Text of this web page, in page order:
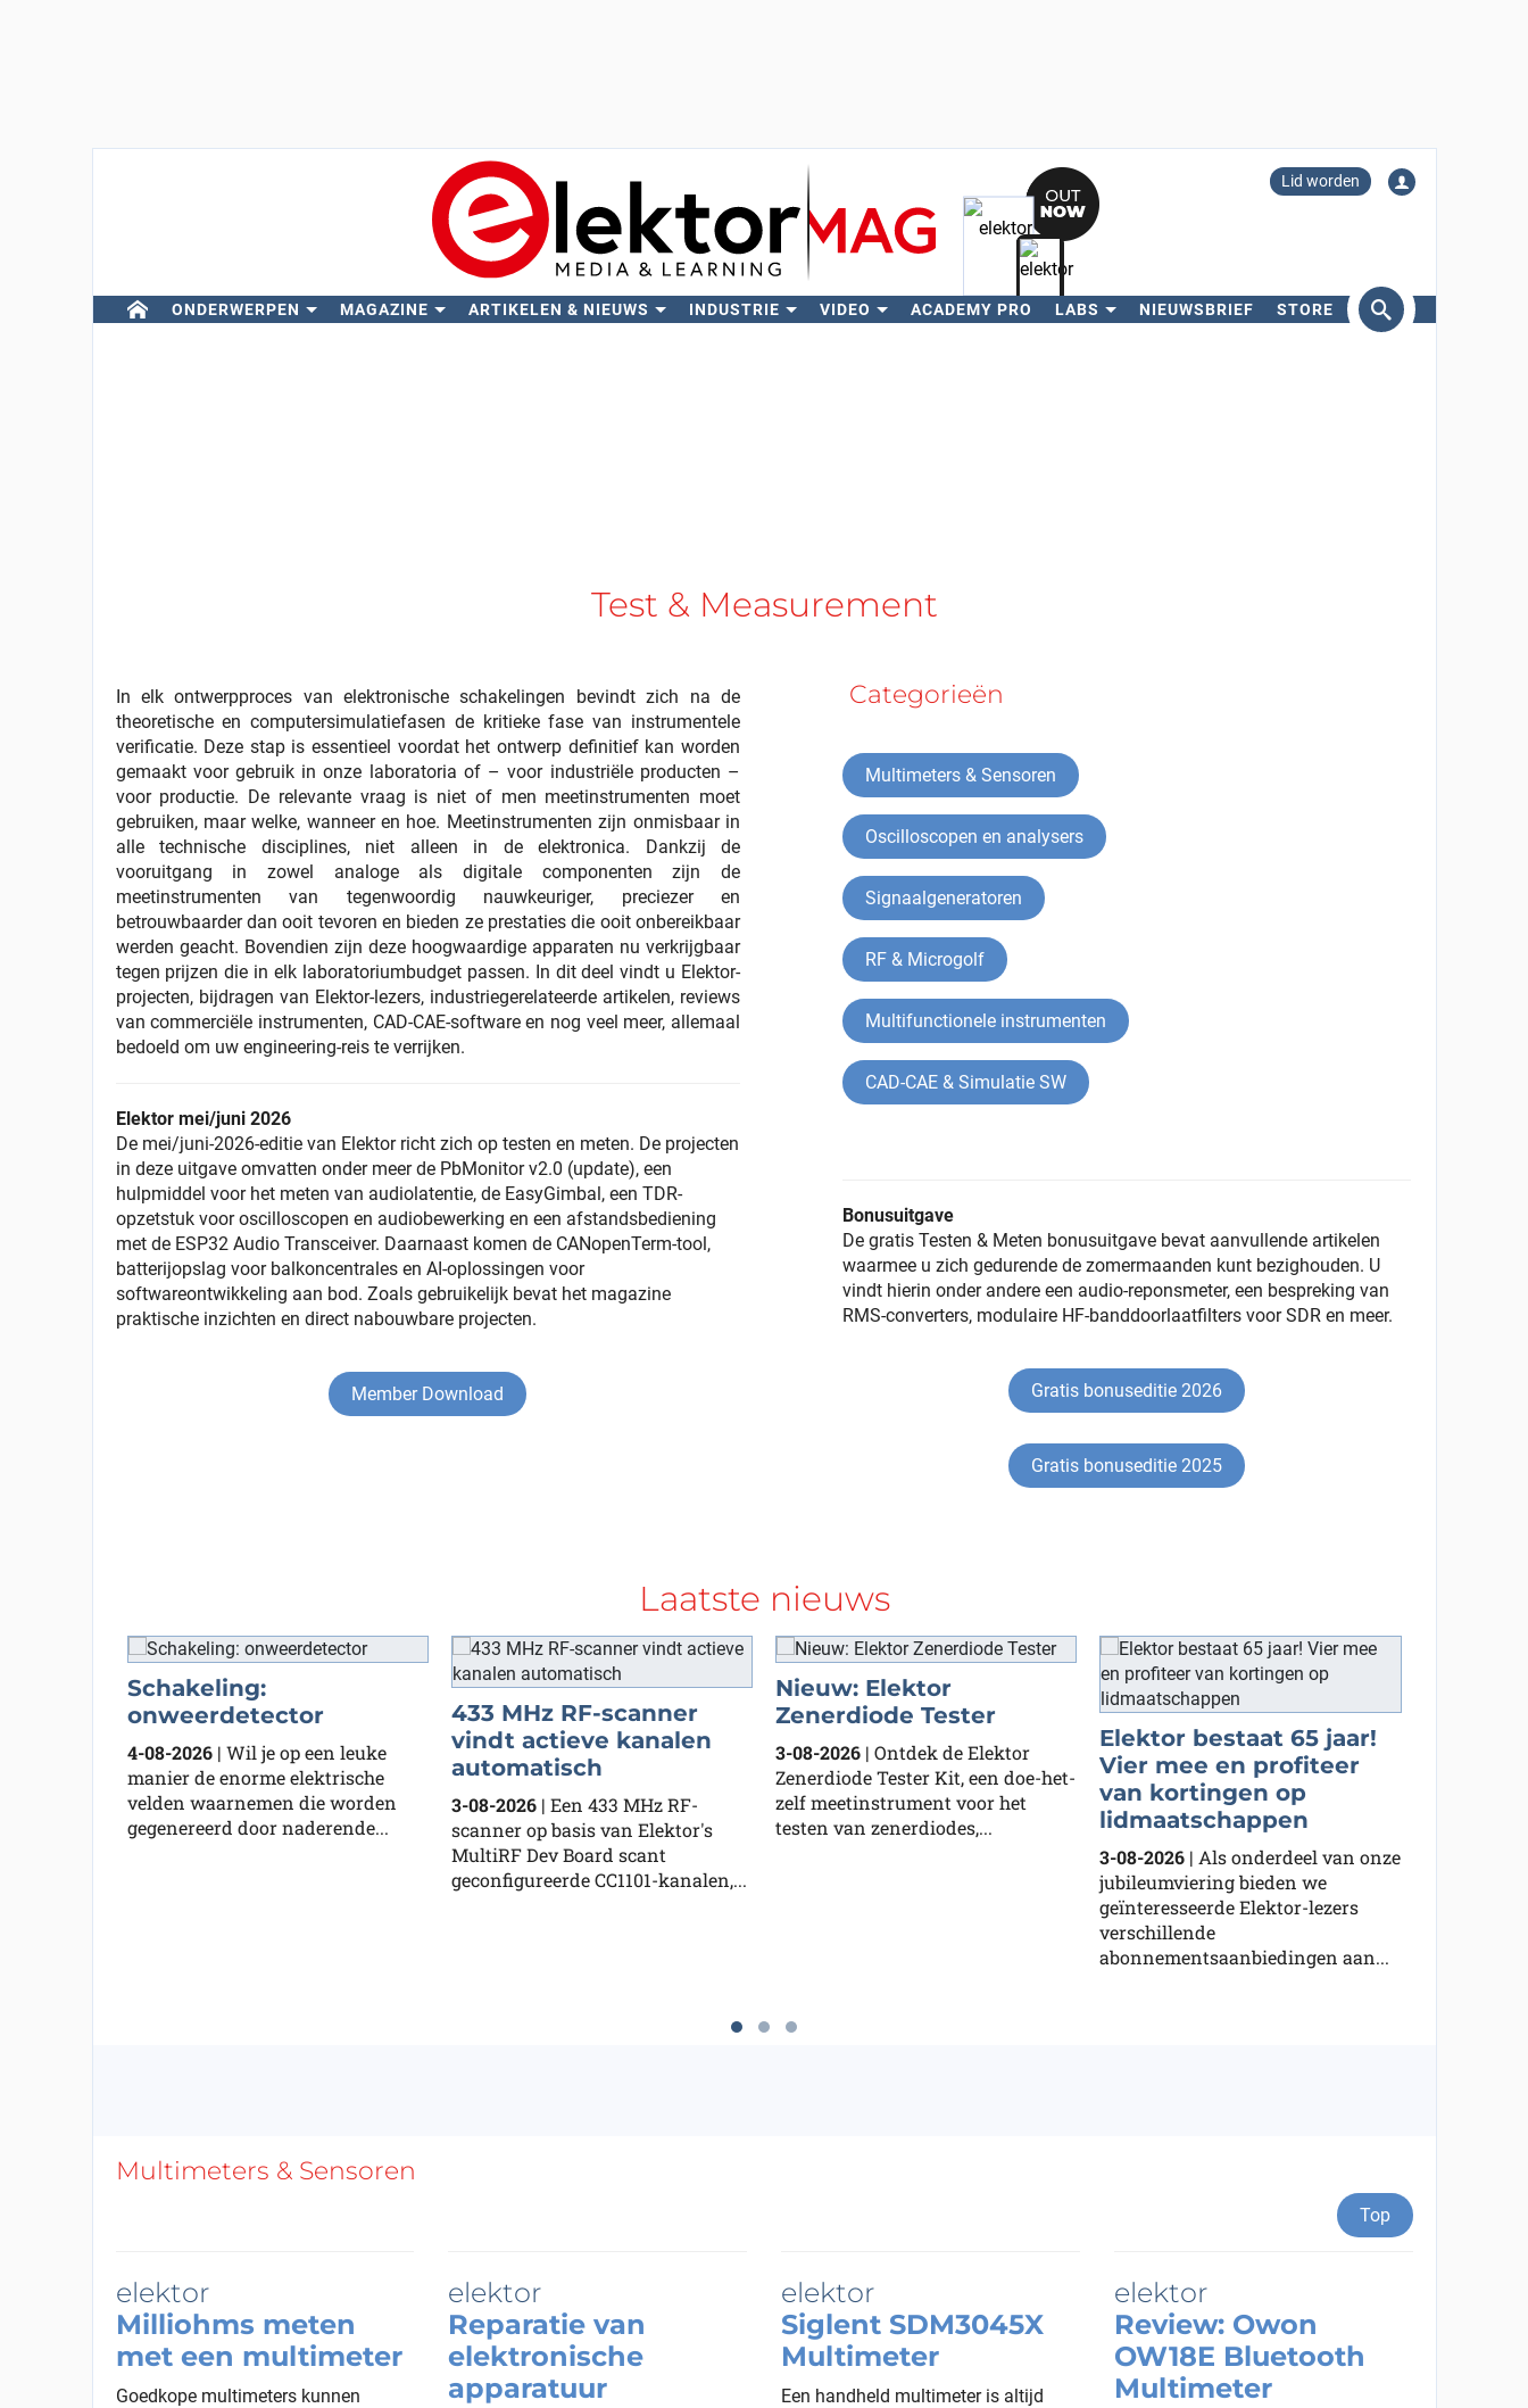
Lid worden
ONDERWERPEN MAGAZINE ARTIKELEN & NIEUWS INDUSTRIE VIDEO ACADEMY PRO LABS NIEUWSBRIEF STORE
Test & Measurement
In elk ontwerpproces van elektronische schakelingen bevindt zich na de
theoretische en computersimulatiefasen de kritieke fase van instrumentele
verificatie. Deze stap is essentieel voordat het ontwerp definitief kan worden
gemaakt voor gebruik in onze laboratoria of – voor industriële producten –
voor productie. De relevante vraag is niet of men meetinstrumenten moet
gebruiken, maar welke, wanneer en hoe. Meetinstrumenten zijn onmisbaar in
alle technische disciplines, niet alleen in de elektronica. Dankzij de
vooruitgang in zowel analoge als digitale componenten zijn de
meetinstrumenten van tegenwoordig nauwkeuriger, preciezer en
betrouwbaarder dan ooit tevoren en bieden ze prestaties die ooit onbereikbaar
werden geacht. Bovendien zijn deze hoogwaardige apparaten nu verkrijgbaar
tegen prijzen die in elk laboratoriumbudget passen. In dit deel vindt u Elektor-
projecten, bijdragen van Elektor-lezers, industriegerelateerde artikelen, reviews
van commerciële instrumenten, CAD-CAE-software en nog veel meer, allemaal
bedoeld om uw engineering-reis te verrijken.
Elektor mei/juni 2026
De mei/juni-2026-editie van Elektor richt zich op testen en meten. De projecten
in deze uitgave omvatten onder meer de PbMonitor v2.0 (update), een
hulpmiddel voor het meten van audiolatentie, de EasyGimbal, een TDR-
opzetstuk voor oscilloscopen en audiobewerking en een afstandsbediening
met de ESP32 Audio Transceiver. Daarnaast komen de CANopenTerm-tool,
batterijopslag voor balkoncentrales en AI-oplossingen voor
softwareontwikkeling aan bod. Zoals gebruikelijk bevat het magazine
praktische inzichten en direct nabouwbare projecten.
Member Download
Categorieën
Multimeters & Sensoren
Oscilloscopen en analysers
Signaalgeneratoren
RF & Microgolf
Multifunctionele instrumenten
CAD-CAE & Simulatie SW
Bonusuitgave
De gratis Testen & Meten bonusuitgave bevat aanvullende artikelen
waarmee u zich gedurende de zomermaanden kunt bezighouden. U
vindt hierin onder andere een audio-reponsmeter, een bespreking van
RMS-converters, modulaire HF-banddoorlaatfilters voor SDR en meer.
Gratis bonuseditie 2026
Gratis bonuseditie 2025
Laatste nieuws
Schakeling:
onweerdetector
4-08-2026| Wil je op een leuke
manier de enorme elektrische
velden waarnemen die worden
gegenereerd door naderende...
433 MHz RF-scanner
vindt actieve kanalen
automatisch
3-08-2026| Een 433 MHz RF-
scanner op basis van Elektor's
MultiRF Dev Board scant
geconfigureerde CC1101-kanalen,...
Nieuw: Elektor
Zenerdiode Tester
3-08-2026 | Ontdek de Elektor
Zenerdiode Tester Kit, een doe-het-
zelf meetinstrument voor het
testen van zenerdiodes,...
Elektor bestaat 65 jaar!
Vier mee en profiteer
van kortingen op
lidmaatschappen
3-08-2026 | Als onderdeel van onze
jubileumviering bieden we
geïnteresseerde Elektor-lezers
verschillende
abonnementsaanbiedingen aan...
Multimeters & Sensoren
Top
Milliohms meten
met een multimeter
Goedkope multimeters kunnen
Reparatie van
elektronische
apparatuur
Siglent SDM3045X
Multimeter
Een handheld multimeter is altijd
Review: Owon
OW18E Bluetooth
Multimeter